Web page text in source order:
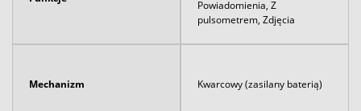
Powiadomienia, Z
pulsometrem, Zdjęcia
Mechanizm Kwarcowy (zasilany baterią)